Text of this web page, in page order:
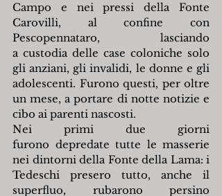
Campo e nei pressi della Fonte
Carovilli, al confine con
Pescopennataro, lasciando
a custodia delle case coloniche solo
gli anziani, gli invalidi, le donne e gli
adolescenti. Furono questi, per oltre
un mese, a portare di notte notizie e
cibo ai parenti nascosti.
Nei primi due giorni
furono depredate tutte le masserie
nei dintorni della Fonte della Lama: i
Tedeschi presero tutto, anche il
superfluo, rubarono persino